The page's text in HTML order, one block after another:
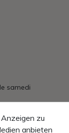
samedi
zu
anbieten